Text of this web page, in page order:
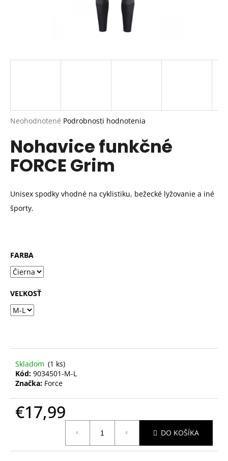
Priemerné
produktu
je
0,0
Neohodnotené Podrobnosti hodnotenia
Nohavice funkčné
FORCE Grim
Unisex spodky vhodné na cyklistiku, bežecké lyžovanie a iné
športy.
FARBA
VEĽKOSŤ
Skladom (1 ks)
Kód: 9034501-M-L
Značka: Force
€17,99
DO KOŠÍKA